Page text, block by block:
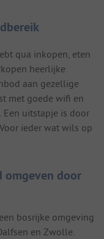
qua inkopen, eten
heerlijke
aan gezellige
met goede wifi en
Een uitstapje is door
ieder wat wils op
omgeven door
bosrijke omgeving
en Zwolle.